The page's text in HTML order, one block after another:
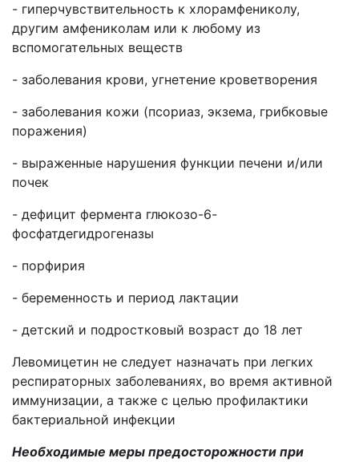
- гиперчувствительность к хлорамфениколу,
другим амфениколам или к любому из
вспомогательных веществ
- заболевания крови, угнетение кроветворения
- заболевания кожи (псориаз, экзема, грибковые
поражения)
- выраженные нарушения функции печени и/или
почек
- дефицит фермента глюкозо-6-
фосфатдегидрогеназы
- порфирия
- беременность и период лактации
- детский и подростковый возраст до 18 лет
Левомицетин не следует назначать при легких
респираторных заболеваниях, во время активной
иммунизации, а также с целью профилактики
бактериальной инфекции
Необходимые меры предосторожности при